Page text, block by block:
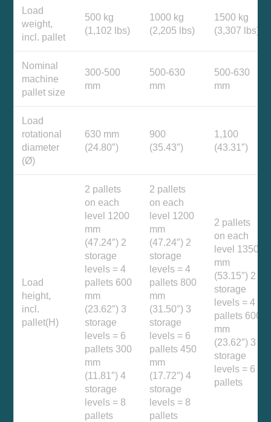
Load
weight,
incl. pallet
500 kg
(1,102 lbs)
1000 kg
(2,205 lbs)
1500 kg
(3,307 lbs)
Nominal
machine
pallet size
300-500
mm
500-630
mm
500-630
mm
Load
rotational
diameter
(Ø)
630 mm
(24.80″)
900
(35.43″)
1,100
(43.31″)
Load
height,
incl.
pallet(H)
2 pallets
on each
level 1200
mm
(47.24″) 2
storage
levels = 4
pallets 600
mm
(23.62″) 3
storage
levels = 6
pallets 300
mm
(11.81″) 4
storage
levels = 8
pallets
2 pallets
on each
level 1200
mm
(47.24″) 2
storage
levels = 4
pallets 800
mm
(31.50″) 3
storage
levels = 6
pallets 450
mm
(17.72″) 4
storage
levels = 8
pallets
2 pallets
on each
level 1350
mm
(53.15″) 2
storage
levels = 4
pallets 600
mm
(23.62″) 3
storage
levels = 6
pallets